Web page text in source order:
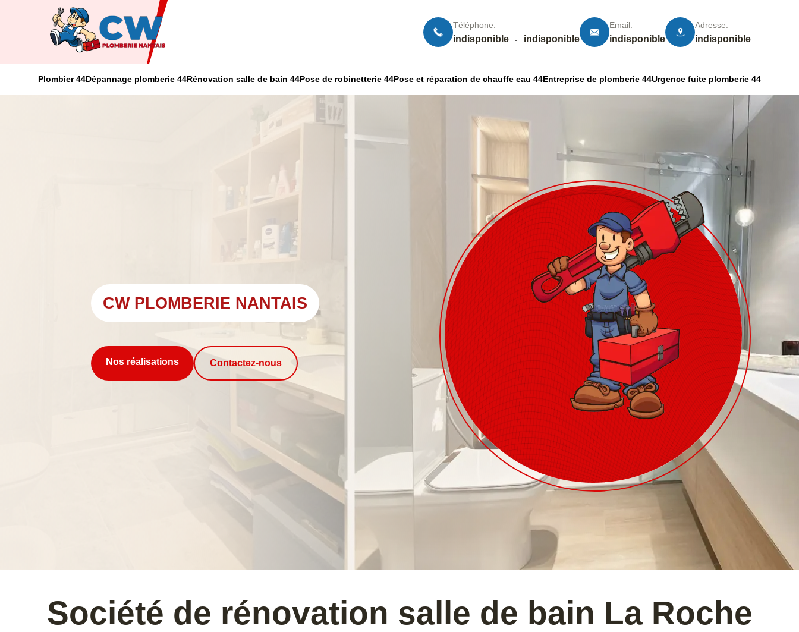
Téléphone:
indisponible - indisponible
Email:
indisponible
Adresse:
indisponible
Plombier 44Dépannage plomberie 44Rénovation salle de bain 44Pose de robinetterie 44Pose et réparation de chauffe eau 44Entreprise de plomberie 44Urgence fuite plomberie 44
CW PLOMBERIE NANTAIS
Nos réalisations Contactez-nous
Société de rénovation salle de bain La Roche